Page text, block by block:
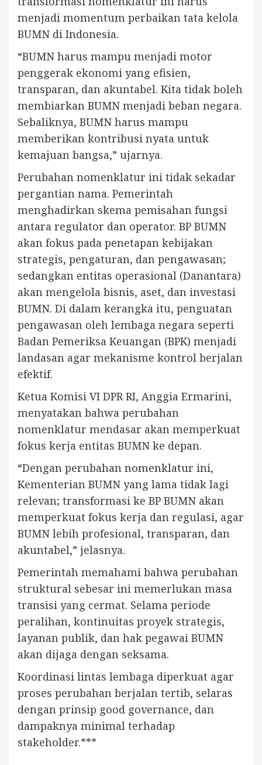
menjadi momentum perbaikan tata kelola
BUMN di Indonesia.
“BUMN harus mampu menjadi motor
penggerak ekonomi yang efisien,
transparan, dan akuntabel. Kita tidak boleh
membiarkan BUMN menjadi beban negara.
Sebaliknya, BUMN harus mampu
memberikan kontribusi nyata untuk
kemajuan bangsa,” ujarnya.
Perubahan nomenklatur ini tidak sekadar
pergantian nama. Pemerintah
menghadirkan skema pemisahan fungsi
antara regulator dan operator. BP BUMN
akan fokus pada penetapan kebijakan
strategis, pengaturan, dan pengawasan;
sedangkan entitas operasional (Danantara)
akan mengelola bisnis, aset, dan investasi
BUMN. Di dalam kerangka itu, penguatan
pengawasan oleh lembaga negara seperti
Badan Pemeriksa Keuangan (BPK) menjadi
landasan agar mekanisme kontrol berjalan
efektif.
Ketua Komisi VI DPR RI, Anggia Ermarini,
menyatakan bahwa perubahan
nomenklatur mendasar akan memperkuat
fokus kerja entitas BUMN ke depan.
“Dengan perubahan nomenklatur ini,
Kementerian BUMN yang lama tidak lagi
relevan; transformasi ke BP BUMN akan
memperkuat fokus kerja dan regulasi, agar
BUMN lebih profesional, transparan, dan
akuntabel,” jelasnya.
Pemerintah memahami bahwa perubahan
struktural sebesar ini memerlukan masa
transisi yang cermat. Selama periode
peralihan, kontinuitas proyek strategis,
layanan publik, dan hak pegawai BUMN
akan dijaga dengan seksama.
Koordinasi lintas lembaga diperkuat agar
proses perubahan berjalan tertib, selaras
dengan prinsip good governance, dan
dampaknya minimal terhadap
stakeholder.***